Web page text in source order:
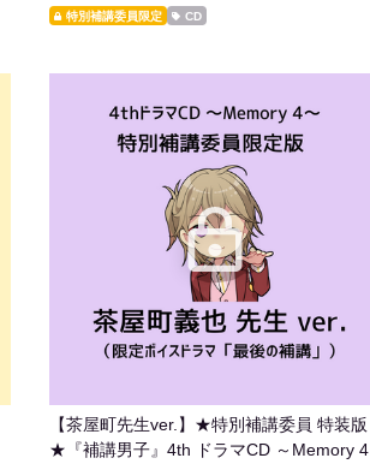
特別補講委員限定 CD
【茶屋町先生ver.】★特別補講委員 特装版
★『補講男子』4th ドラマCD ～Memory 4